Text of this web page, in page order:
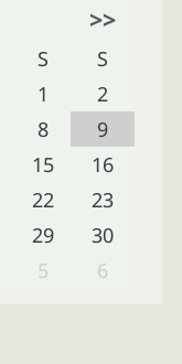
>>
S
S
1
2
8
9
15
16
22
23
29
30
5 6